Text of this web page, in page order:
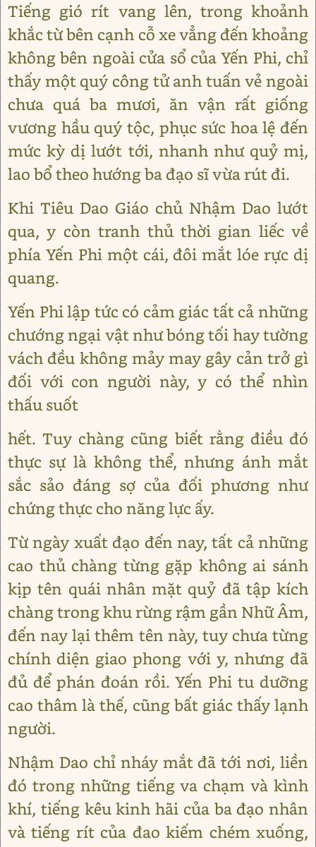
Tiếng gió rít vang lên, trong khoảnh
khắc từ bên cạnh cỗ xe vẳng đến khoảng
không bên ngoài cửa sổ của Yến Phi, chỉ
thấy một quý công tử anh tuấn vẻ ngoài
chưa quá ba mươi, ăn vận rất giống
vương hầu quý tộc, phục sức hoa lệ đến
mức kỳ dị lướt tới, nhanh như quỷ mị,
lao bổ theo hướng ba đạo sĩ vừa rút đi.
Khi Tiêu Dao Giáo chủ Nhậm Dao lướt
qua, y còn tranh thủ thời gian liếc về
phía Yến Phi một cái, đôi mắt lóe rực dị
quang.
Yến Phi lập tức có cảm giác tất cả những
chướng ngại vật như bóng tối hay tường
vách đều không mảy may gây cản trở gì
đối với con người này, y có thể nhìn
thấu suốt
hết. Tuy chàng cũng biết rằng điều đó
thực sự là không thể, nhưng ánh mắt
sắc sảo đáng sợ của đối phương như
chứng thực cho năng lực ấy.
Từ ngày xuất đạo đến nay, tất cả những
cao thủ chàng từng gặp không ai sánh
kịp tên quái nhân mặt quỷ đã tập kích
chàng trong khu rừng rậm gần Nhữ Âm,
đến nay lại thêm tên này, tuy chưa từng
chính diện giao phong với y, nhưng đã
đủ để phán đoán rồi. Yến Phi tu dưỡng
cao thâm là thế, cũng bất giác thấy lạnh
người.
Nhậm Dao chỉ nháy mắt đã tới nơi, liền
đó trong những tiếng va chạm và kình
khí, tiếng kêu kinh hãi của ba đạo nhân
và tiếng rít của đao kiếm chém xuống,